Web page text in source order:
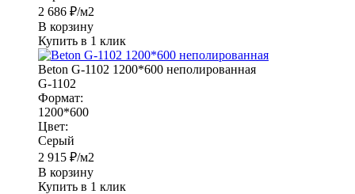
2 686 ₽/м2
В корзину
Купить в 1 клик
Beton G-1102 1200*600 неполированная
G-1102
Формат:
1200*600
Цвет:
Серый
2 915 ₽/м2
В корзину
Купить в 1 клик